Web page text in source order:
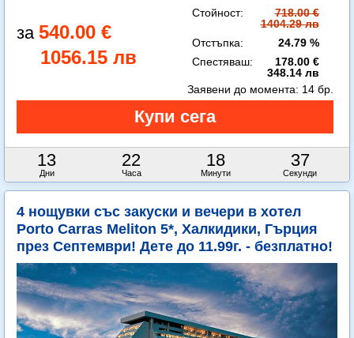
540.00 €
1056.15 лв
Стойност:
718.00 €
1404.29 лв
Отстъпка:
24.79 %
Спестяваш:
178.00 €
348.14 лв
13
Дни
22
Часа
18
Минути
35
Секунди
Заявени до момента: 14 бр.
4 нощувки със закуски и вечери в хотел
Porto Carras Meliton 5*, Халкидики, Гърция
през Септември! Дете до 11.99г. - безплатно!